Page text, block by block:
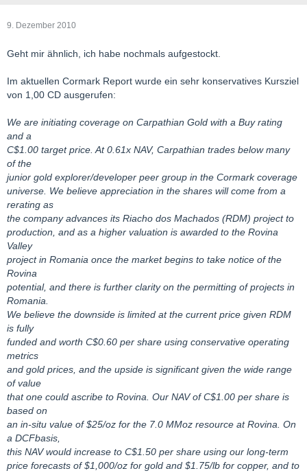
9. Dezember 2010
Geht mir ähnlich, ich habe nochmals aufgestockt.
Im aktuellen Cormark Report wurde ein sehr konservatives Kursziel
von 1,00 CD ausgerufen:
We are initiating coverage on Carpathian Gold with a Buy rating
and a
C$1.00 target price. At 0.61x NAV, Carpathian trades below many
of the
junior gold explorer/developer peer group in the Cormark coverage
universe. We believe appreciation in the shares will come from a
rerating as
the company advances its Riacho dos Machados (RDM) project to
production, and as a higher valuation is awarded to the Rovina
Valley
project in Romania once the market begins to take notice of the
Rovina
potential, and there is further clarity on the permitting of projects in
Romania.
We believe the downside is limited at the current price given RDM
is fully
funded and worth C$0.60 per share using conservative operating
metrics
and gold prices, and the upside is significant given the wide range
of value
that one could ascribe to Rovina. Our NAV of C$1.00 per share is
based on
an in-situ value of $25/oz for the 7.0 MMoz resource at Rovina. On
a DCFbasis,
this NAV would increase to C$1.50 per share using our long-term
price forecasts of $1,000/oz for gold and $1.75/lb for copper, and to